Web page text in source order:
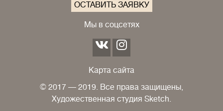
ОСТАВИТЬ ЗАЯВКУ
Мы в соцсетях
Карта сайта
© 2017 — 2019. Все права защищены,
Художественная студия Sketch.